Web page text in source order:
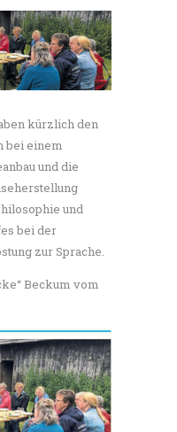
kürzlich den
bei einem
und die
und
bei der
zur Sprache.
Beckum vom